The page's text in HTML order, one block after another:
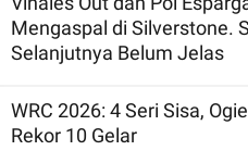
Mengaspal di Silverstone.
Selanjutnya Belum Jelas
WRC 2026: 4 Seri Sisa,
Rekor 10 Gelar